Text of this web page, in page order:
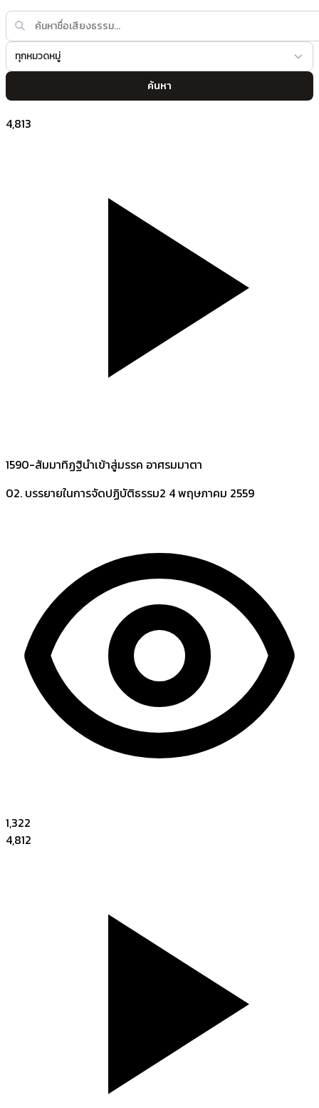
ทุกหมวดหมู่
ค้นหา
4,813
1590-สัมมาทิฏฐินำเข้าสู่มรรค อาศรมมาตา
02. บรรยายในการจัดปฏิบัติธรรม2 4 พฤษภาคม 2559
1,322
4,812